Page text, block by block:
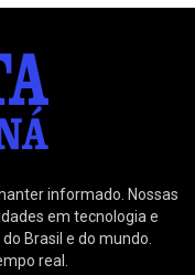
informado. Nossas
em tecnologia e
Brasil e do mundo.
real.